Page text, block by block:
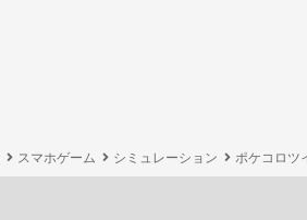
スマホゲーム シミュレーション ポケコロツ